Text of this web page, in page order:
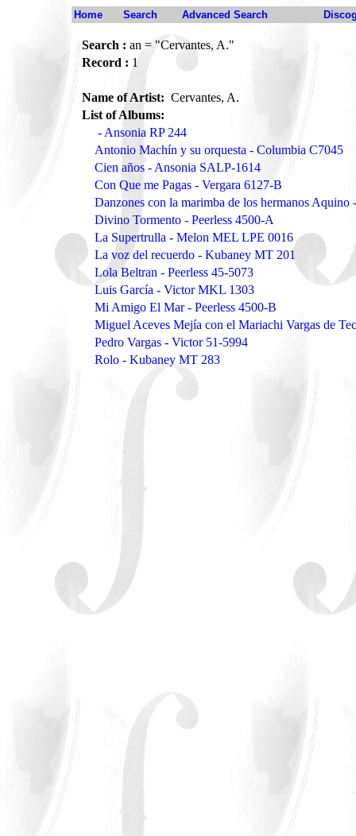
Home Search Advanced Search
Search : an = "Cervantes, A."
Record : 1
Name of Artist: Cervantes, A.
List of Albums:
- Ansonia RP 244
Antonio Machín y su orquesta - Columbia C7045
Cien años - Ansonia SALP-1614
Con Que me Pagas - Vergara 6127-B
Danzones con la marimba de los hermanos Aquino
Divino Tormento - Peerless 4500-A
La Supertrulla - Melon MEL LPE 0016
La voz del recuerdo - Kubaney MT 201
Lola Beltran - Peerless 45-5073
Luis García - Victor MKL 1303
Mi Amigo El Mar - Peerless 4500-B
Miguel Aceves Mejía con el Mariachi Vargas de
Pedro Vargas - Victor 51-5994
Rolo - Kubaney MT 283